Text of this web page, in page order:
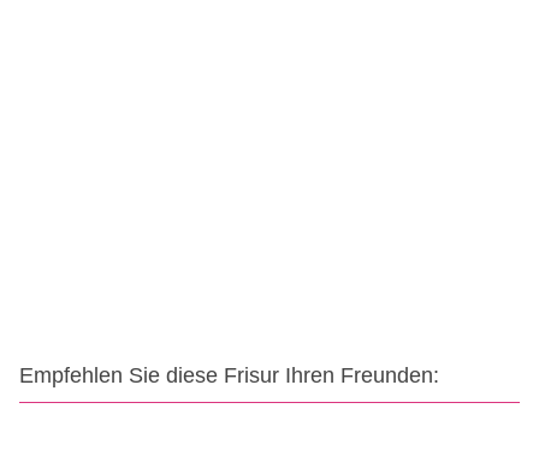
Empfehlen Sie diese Frisur Ihren Freunden: